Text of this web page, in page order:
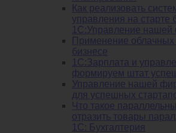
Как реализовать
управления на старте
1С:Управление нашей
Применение
бизнесе
1C:Зарплата и
формируем штат
Управление нашей
для успешных
Что такое
отразить товары
1С: Бухгалтерия